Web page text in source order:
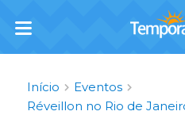
Início
Eventos
Réveillon no Rio de